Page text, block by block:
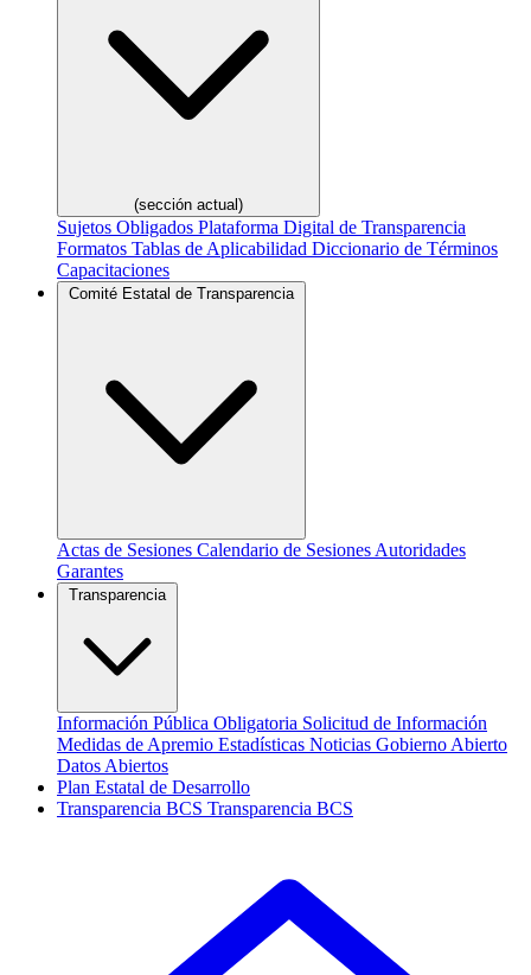
(sección actual)
Sujetos Obligados Plataforma Digital de Transparencia
Formatos Tablas de Aplicabilidad Diccionario de Términos
Capacitaciones
Comité Estatal de Transparencia
Actas de Sesiones Calendario de Sesiones Autoridades
Garantes
Transparencia
Información Pública Obligatoria Solicitud de Información
Medidas de Apremio Estadísticas Noticias Gobierno Abierto
Datos Abiertos
Plan Estatal de Desarrollo
Transparencia BCS Transparencia BCS